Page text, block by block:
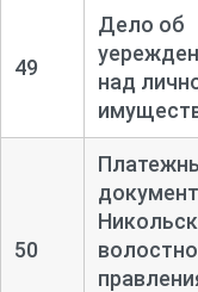
49
Дело об
над
50